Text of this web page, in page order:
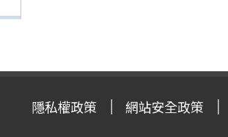
隱私權政策 網站安全政策